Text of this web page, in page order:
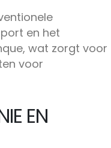
en het
wat zorgt voor
voor
EN